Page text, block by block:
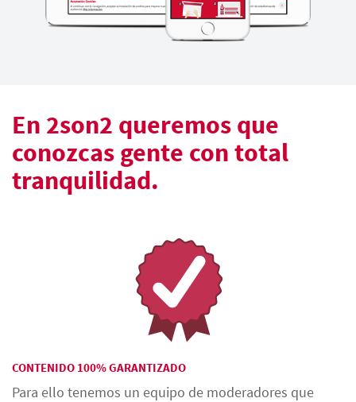
En 2son2 queremos que
conozcas gente con total
tranquilidad.
CONTENIDO 100% GARANTIZADO
Para ello tenemos un equipo de moderadores que